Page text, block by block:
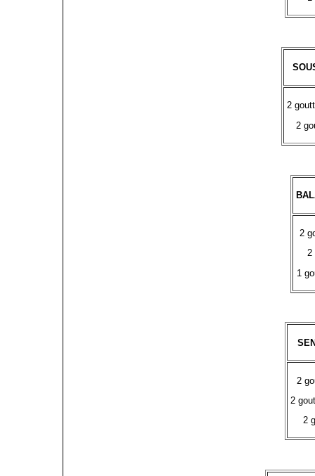
2
2
2
2
1
2
2
2